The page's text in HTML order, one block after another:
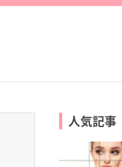
人気記事